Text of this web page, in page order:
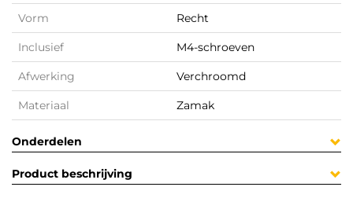
Vorm Recht
Inclusief M4-schroeven
Afwerking Verchroomd
Materiaal Zamak
Onderdelen
Product beschrijving